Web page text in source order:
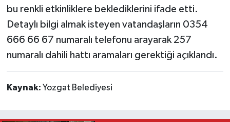
bu renkli etkinliklere beklediklerini ifade etti.
Detaylı bilgi almak isteyen vatandaşların 0354
666 66 67 numaralı telefonu arayarak 257
numaralı dahili hattı aramaları gerektiği açıklandı.
Kaynak: Yozgat Belediyesi